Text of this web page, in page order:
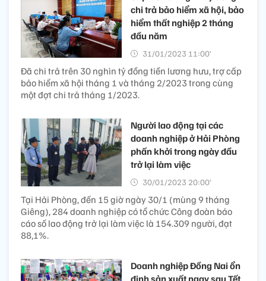
chi trả bảo hiểm xã hội, bảo
hiểm thất nghiệp 2 tháng
đầu năm
31/01/2023 11:00’
Đã chi trả trên 30 nghìn tỷ đồng tiền lương hưu, trợ cấp
bảo hiểm xã hội tháng 1 và tháng 2/2023 trong cùng
một đợt chi trả tháng 1/2023.
Người lao động tại các
doanh nghiệp ở Hải Phòng
phấn khởi trong ngày đầu
trở lại làm việc
30/01/2023 20:00’
Tại Hải Phòng, đến 15 giờ ngày 30/1 (mùng 9 tháng
Giêng), 284 doanh nghiệp có tổ chức Công đoàn báo
cáo số lao động trở lại làm việc là 154.309 người, đạt
88,1%.
Doanh nghiệp Đồng Nai ổn